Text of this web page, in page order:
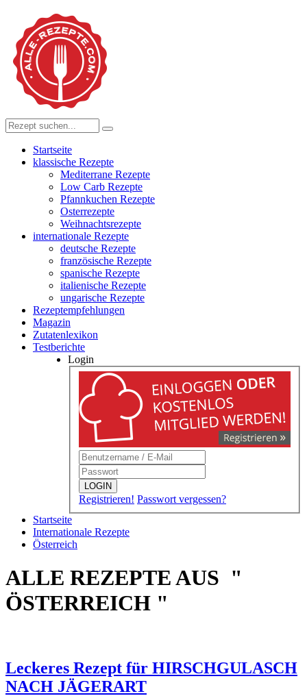
Startseite
klassische Rezepte
Mediterrane Rezepte
Low Carb Rezepte
Pfannkuchen Rezepte
Osterrezepte
Weihnachtsrezepte
internationale Rezepte
deutsche Rezepte
französische Rezepte
spanische Rezepte
italienische Rezepte
ungarische Rezepte
Rezeptempfehlungen
Magazin
Zutatenlexikon
Testberichte
Login
LOGIN
Registrieren! Passwort vergessen?
Startseite
Internationale Rezepte
Österreich
ALLE REZEPTE AUS "
ÖSTERREICH "
Leckeres Rezept für HIRSCHGULASCH
NACH JÄGERART